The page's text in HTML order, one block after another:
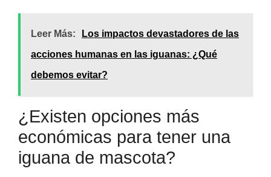
Leer Más:
Los impactos devastadores de las
acciones humanas en las iguanas: ¿Qué
debemos evitar?
¿Existen opciones más
económicas para tener una
iguana de mascota?